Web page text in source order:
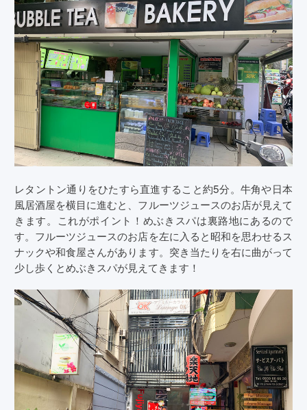
レタントン通りをひたすら直進すること約5分。牛角や日本
風居酒屋を横目に進むと、フルーツジュースのお店が見えて
きます。これがポイント！めぶきスパは裏路地にあるので
す。フルーツジュースのお店を左に入ると昭和を思わせるス
ナックや和食屋さんがあります。突き当たりを右に曲がって
少し歩くとめぶきスパが見えてきます！